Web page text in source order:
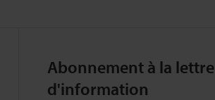
Abonnement à la lettre
d'information